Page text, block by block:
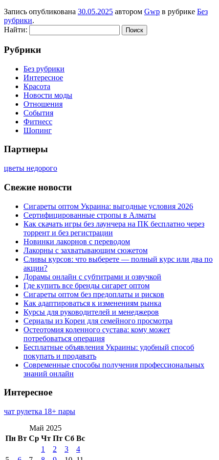
Запись опубликована 30.05.2025 автором Gwp в рубрике Без
рубрики.
Найти:
Рубрики
Без рубрики
Интересное
Красота
Новости моды
Отношения
События
Фитнесс
Шопинг
Партнеры
цветы недорого
Свежие новости
Сигареты оптом Украина: выгодные условия 2026
Сертифицированные стропы в Алматы
Как скачать игры без лаунчера на ПК бесплатно через
торрент и без регистрации
Новинки лакорнов с переводом
Лакорны с захватывающим сюжетом
Сливы курсов: что выберете — полный курс или два по
акции?
Дорамы онлайн с субтитрами и озвучкой
Где купить все бренды сигарет оптом
Сигареты оптом без предоплаты и рисков
Как адаптироваться к изменениям рынка
Курсы для руководителей и менеджеров
Сериалы из Кореи для семейного просмотра
Остеотомия коленного сустава: кому может
потребоваться операция
Бесплатные объявления Украины: удобный способ
покупать и продавать
Современные способы получения профессиональных
знаний онлайн
Интересное
чат рулетка 18+ пары
Май 2025
Пн Вт Ср Чт Пт Сб Вс
1
2 3
4